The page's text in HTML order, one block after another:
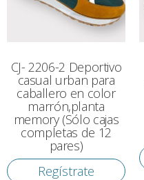
CJ- 2206-2 Deportivo
casual urban para
caballero en color
marrón,planta
memory (Sólo cajas
completas de 12
pares)
Regístrate